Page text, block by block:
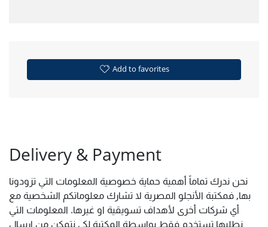
Add to favorites
Delivery & Payment
نحن ندرك تماماً أهمية حماية خصوصية المعلومات التي تزودونا
بها, فمكتبة الأنجلو المصرية لا تشارك معلوماتكم الشخصية مع
أي شركات أخرى لأهداف تسويقية او غيرها. المعلومات التي
نطلبها تستخدم فقط بواسطة المكتبة لكى نتمكن من ارسال